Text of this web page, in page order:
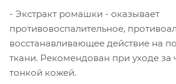
- Экстракт ромашки - оказывает
противовоспалительное,
восстанавливающее действие на
ткани. Рекомендован при уходе за
тонкой кожей.